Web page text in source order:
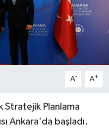
A- A+
Planlama
Ankara'da başladı.